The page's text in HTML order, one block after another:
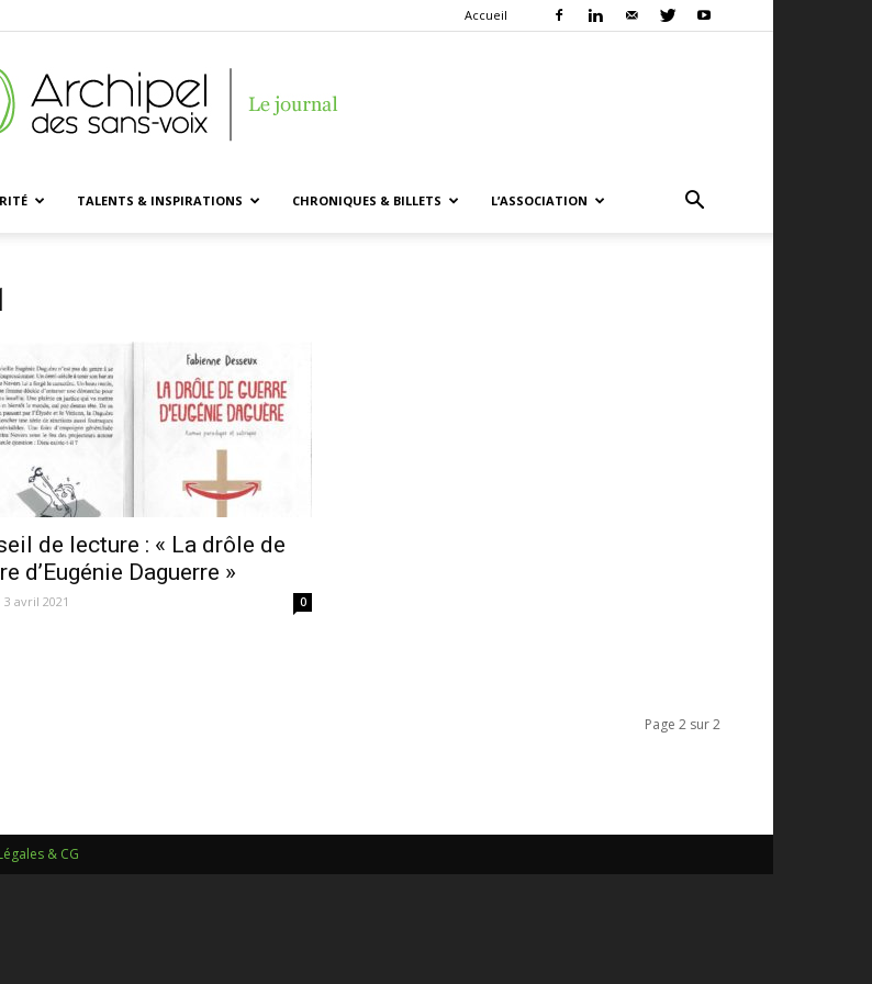
Accueil
TALENTS & INSPIRATIONS CHRONIQUES & BILLETS L’ASSOCIATION
de lecture : « La drôle de
d’Eugénie Daguerre »
3 avril 2021 0
Page 2 sur 2
& CG